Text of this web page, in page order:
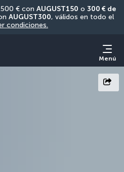
€ con AUGUST150 o 300 € de
AUGUST300, válidos en todo el
condiciones.
Menú